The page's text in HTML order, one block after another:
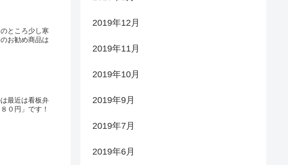
ところ少し寒
お勧め商品は
最近は看板弁
０円」です！
2019年12月
2019年11月
2019年10月
2019年9月
2019年7月
2019年6月